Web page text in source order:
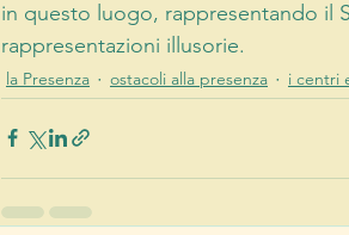
in questo luogo, rappresentando il
rappresentazioni illusorie.
la Presenza ostacoli alla presenza i centri